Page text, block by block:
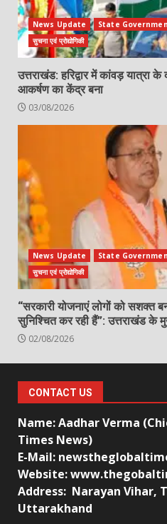
News Update State
सुचना एवं प्रोद्योगिकी
उत्तराखंड: हरिद्वार में कांवड़ यात्रा
आकर्षण का केंद्र बना
03/08/2026
News Update State
सुचना एवं प्रोद्योगिकी
“सरकारी योजनाएं लोगों को सशक्त
सुनिश्चित कर रही हैं”: उत्तराखंड के
02/08/2026
CONTACT US
Name: Aadhar Verma
Times News)
E-Mail:
Website:
Address: Narayan Vihar,
Uttarakhand